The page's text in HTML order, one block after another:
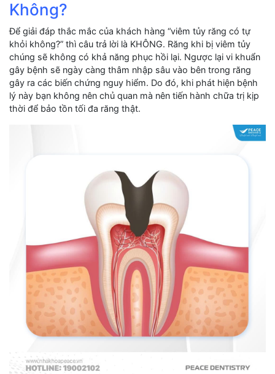
Không?
Để giải đáp thắc mắc của khách hàng “viêm tủy răng có tự
khỏi không?” thì câu trả lời là KHÔNG. Răng khi bị viêm tủy
chúng sẽ không có khả năng phục hồi lại. Ngược lại vi khuẩn
gây bệnh sẽ ngày càng thâm nhập sâu vào bên trong răng
gây ra các biến chứng nguy hiểm. Do đó, khi phát hiện bệnh
lý này bạn không nên chủ quan mà nên tiến hành chữa trị kịp
thời để bảo tồn tối đa răng thật.